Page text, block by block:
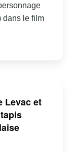
dans le film
Levac et